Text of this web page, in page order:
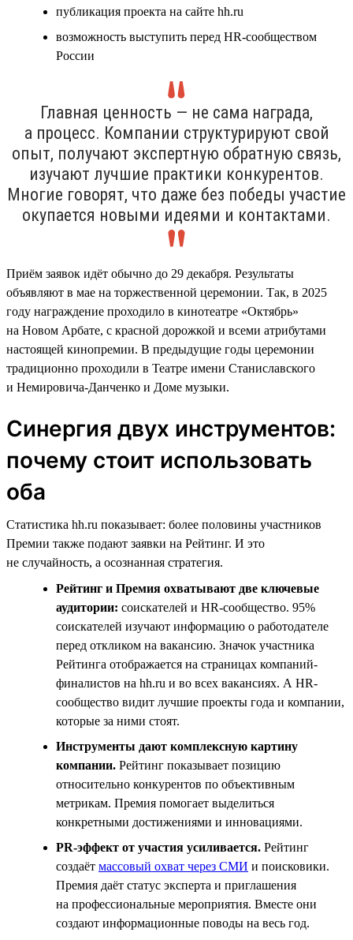
публикация проекта на сайте hh.ru
возможность выступить перед HR-сообществом
России
Главная ценность — не сама награда,
а процесс. Компании структурируют свой
опыт, получают экспертную обратную связь,
изучают лучшие практики конкурентов.
Многие говорят, что даже без победы участие
окупается новыми идеями и контактами.
Приём заявок идёт обычно до 29 декабря. Результаты
объявляют в мае на торжественной церемонии. Так, в 2025
году награждение проходило в кинотеатре «Октябрь»
на Новом Арбате, с красной дорожкой и всеми атрибутами
настоящей кинопремии. В предыдущие годы церемонии
традиционно проходили в Театре имени Станиславского
и Немировича-Данченко и Доме музыки.
Синергия двух инструментов:
почему стоит использовать
оба
Статистика hh.ru показывает: более половины участников
Премии также подают заявки на Рейтинг. И это
не случайность, а осознанная стратегия.
Рейтинг и Премия охватывают две ключевые
аудитории: соискателей и HR-сообщество. 95%
соискателей изучают информацию о работодателе
перед откликом на вакансию. Значок участника
Рейтинга отображается на страницах компаний-
финалистов на hh.ru и во всех вакансиях. А HR-
сообщество видит лучшие проекты года и компании,
которые за ними стоят.
Инструменты дают комплексную картину
компании. Рейтинг показывает позицию
относительно конкурентов по объективным
метрикам. Премия помогает выделиться
конкретными достижениями и инновациями.
PR-эффект от участия усиливается. Рейтинг
создаёт массовый охват через СМИ и поисковики.
Премия даёт статус эксперта и приглашения
на профессиональные мероприятия. Вместе они
создают информационные поводы на весь год.